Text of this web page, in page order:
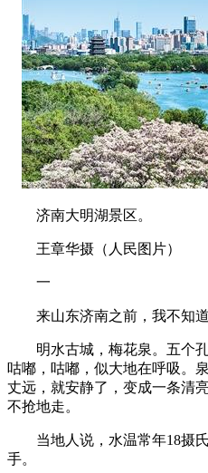
济南大明湖景区。
王章华摄（人民图片）
一
来山东济南之前，我不知道
明水古城，梅花泉。五个
咕嘟，咕嘟，似大地在呼吸。
丈远，就安静了，变成一条清
不抢地走。
当地人说，水温常年18摄氏
手。